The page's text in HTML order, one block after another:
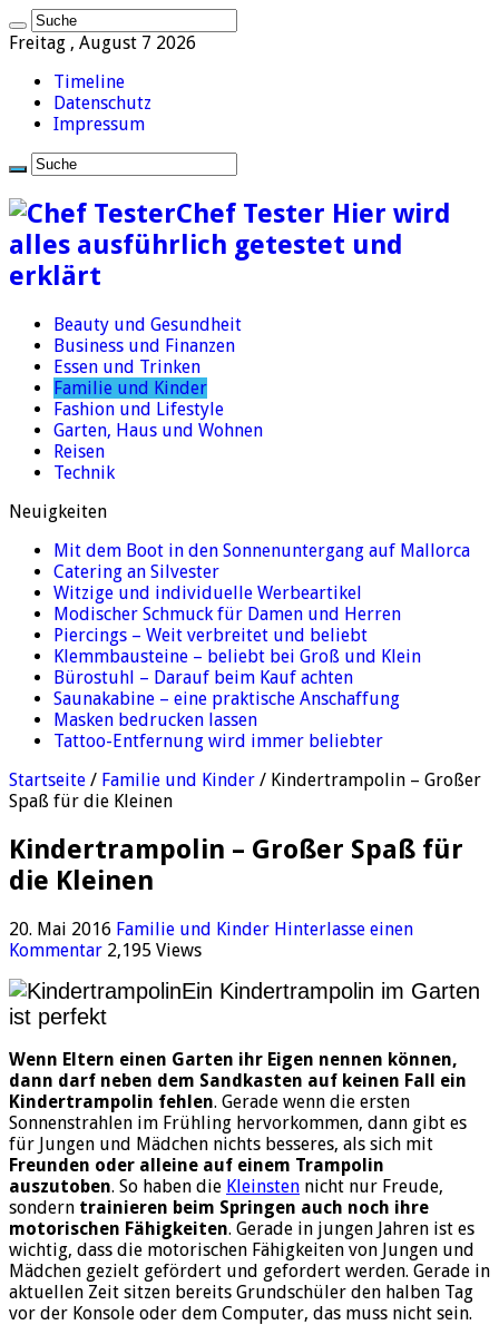
Freitag , August 7 2026
Timeline
Datenschutz
Impressum
Chef Tester Hier wird
alles ausführlich getestet und
erklärt
Beauty und Gesundheit
Business und Finanzen
Essen und Trinken
Familie und Kinder
Fashion und Lifestyle
Garten, Haus und Wohnen
Reisen
Technik
Neuigkeiten
Mit dem Boot in den Sonnenuntergang auf Mallorca
Catering an Silvester
Witzige und individuelle Werbeartikel
Modischer Schmuck für Damen und Herren
Piercings – Weit verbreitet und beliebt
Klemmbausteine – beliebt bei Groß und Klein
Bürostuhl – Darauf beim Kauf achten
Saunakabine – eine praktische Anschaffung
Masken bedrucken lassen
Tattoo-Entfernung wird immer beliebter
Startseite / Familie und Kinder / Kindertrampolin – Großer
Spaß für die Kleinen
Kindertrampolin – Großer Spaß für
die Kleinen
20. Mai 2016 Familie und Kinder Hinterlasse einen
Kommentar 2,195 Views
Ein Kindertrampolin im Garten
ist perfekt
Wenn Eltern einen Garten ihr Eigen nennen können,
dann darf neben dem Sandkasten auf keinen Fall ein
Kindertrampolin fehlen. Gerade wenn die ersten
Sonnenstrahlen im Frühling hervorkommen, dann gibt es
für Jungen und Mädchen nichts besseres, als sich mit
Freunden oder alleine auf einem Trampolin
auszutoben. So haben die Kleinsten nicht nur Freude,
sondern trainieren beim Springen auch noch ihre
motorischen Fähigkeiten. Gerade in jungen Jahren ist es
wichtig, dass die motorischen Fähigkeiten von Jungen und
Mädchen gezielt gefördert und gefordert werden. Gerade in
aktuellen Zeit sitzen bereits Grundschüler den halben Tag
vor der Konsole oder dem Computer, das muss nicht sein.